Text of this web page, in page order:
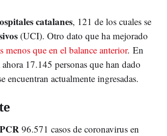
catalanes, 121 de los cuales se
(UCI). Otro dato que ha mejorado
menos que en el balance anterior. En
17.145 personas que han dado
actualmente ingresadas.
PCR 96.571 casos de coronavirus en